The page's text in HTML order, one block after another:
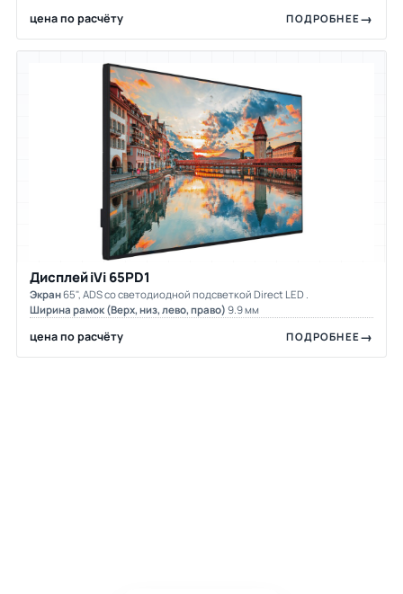
цена по расчёту ПОДРОБНЕЕ
Дисплей iVi 65PD1
Экран65", ADS со светодиодной подсветкой Direct LED .
Ширина рамок (Верх, низ, лево, право) 9.9 мм
цена по расчёту ПОДРОБНЕЕ